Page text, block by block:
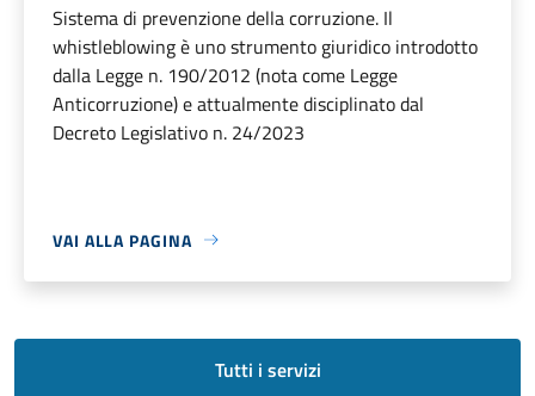
Sistema di prevenzione della corruzione. Il
whistleblowing è uno strumento giuridico introdotto
dalla Legge n. 190/2012 (nota come Legge
Anticorruzione) e attualmente disciplinato dal
Decreto Legislativo n. 24/2023
VAI ALLA PAGINA
Tutti i servizi